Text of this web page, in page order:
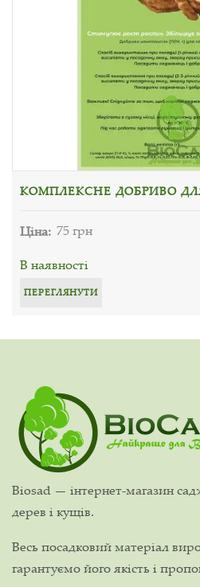
КОМПЛЕКСНЕ ДОБРИВО ДЛЯ
Ціна: 75 грн
В наявності
ПЕРЕГЛЯНУТИ
Biosad — інтернет-магазин
дерев і кущів.
Весь посадковий матеріал
гарантуємо його якість і